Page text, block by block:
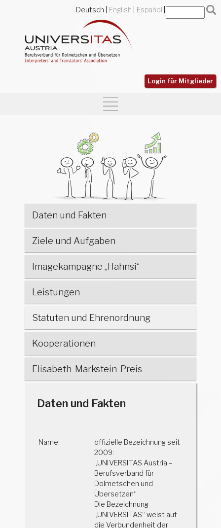
Deutsch English Español
Login für Mitglieder
Daten und Fakten
Ziele und Aufgaben
Imagekampagne „Hahnsi“
Leistungen
Statuten und Ehrenordnung
Kooperationen
Elisabeth-Markstein-Preis
Daten und Fakten
Name:
offizielle Bezeichnung seit
2009:
„UNIVERSITAS Austria –
Berufsverband für
Dolmetschen und
Übersetzen“
Die Bezeichnung
„UNIVERSITAS“ weist auf
die Verbundenheit der